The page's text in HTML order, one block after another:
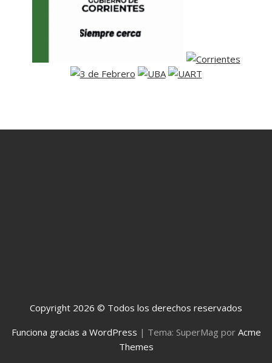
Copyright 2026 © Todos los derechos reservados
Funciona gracias a WordPress | Tema: SuperMag por Acme
Themes